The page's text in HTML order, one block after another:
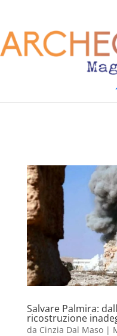
Salvare Palmira:
ricostruzione
da Cinzia Dal Maso|